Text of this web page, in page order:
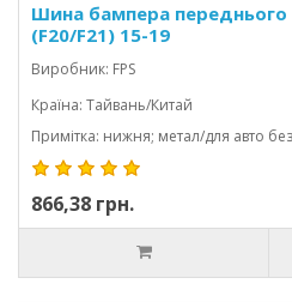
Шина бампера переднього
(F20/F21) 15-19
Виробник: FPS
Країна: Тайвань/Китай
Примітка: нижня; метал/для авто
866,38 грн.